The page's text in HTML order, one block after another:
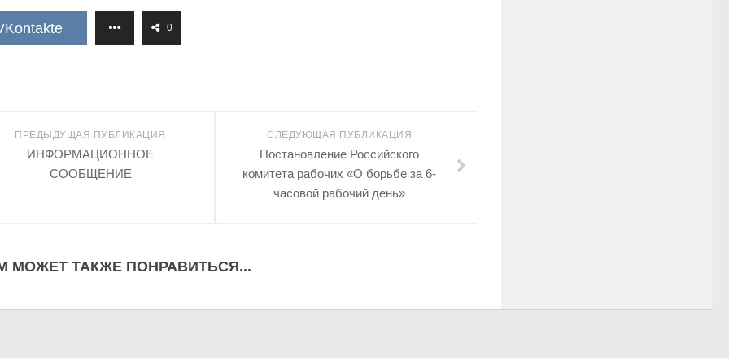
0
СЛЕДУЮЩАЯ ПУБЛИКАЦИЯ
Постановление Российского
комитета рабочих «О борьбе за 6-
часовой рабочий день»
ПРЕДЫДУЩАЯ ПУБЛИКАЦИЯ
ИНФОРМАЦИОННОЕ
СООБЩЕНИЕ
МОЖЕТ ТАКЖЕ ПОНРАВИТЬСЯ...